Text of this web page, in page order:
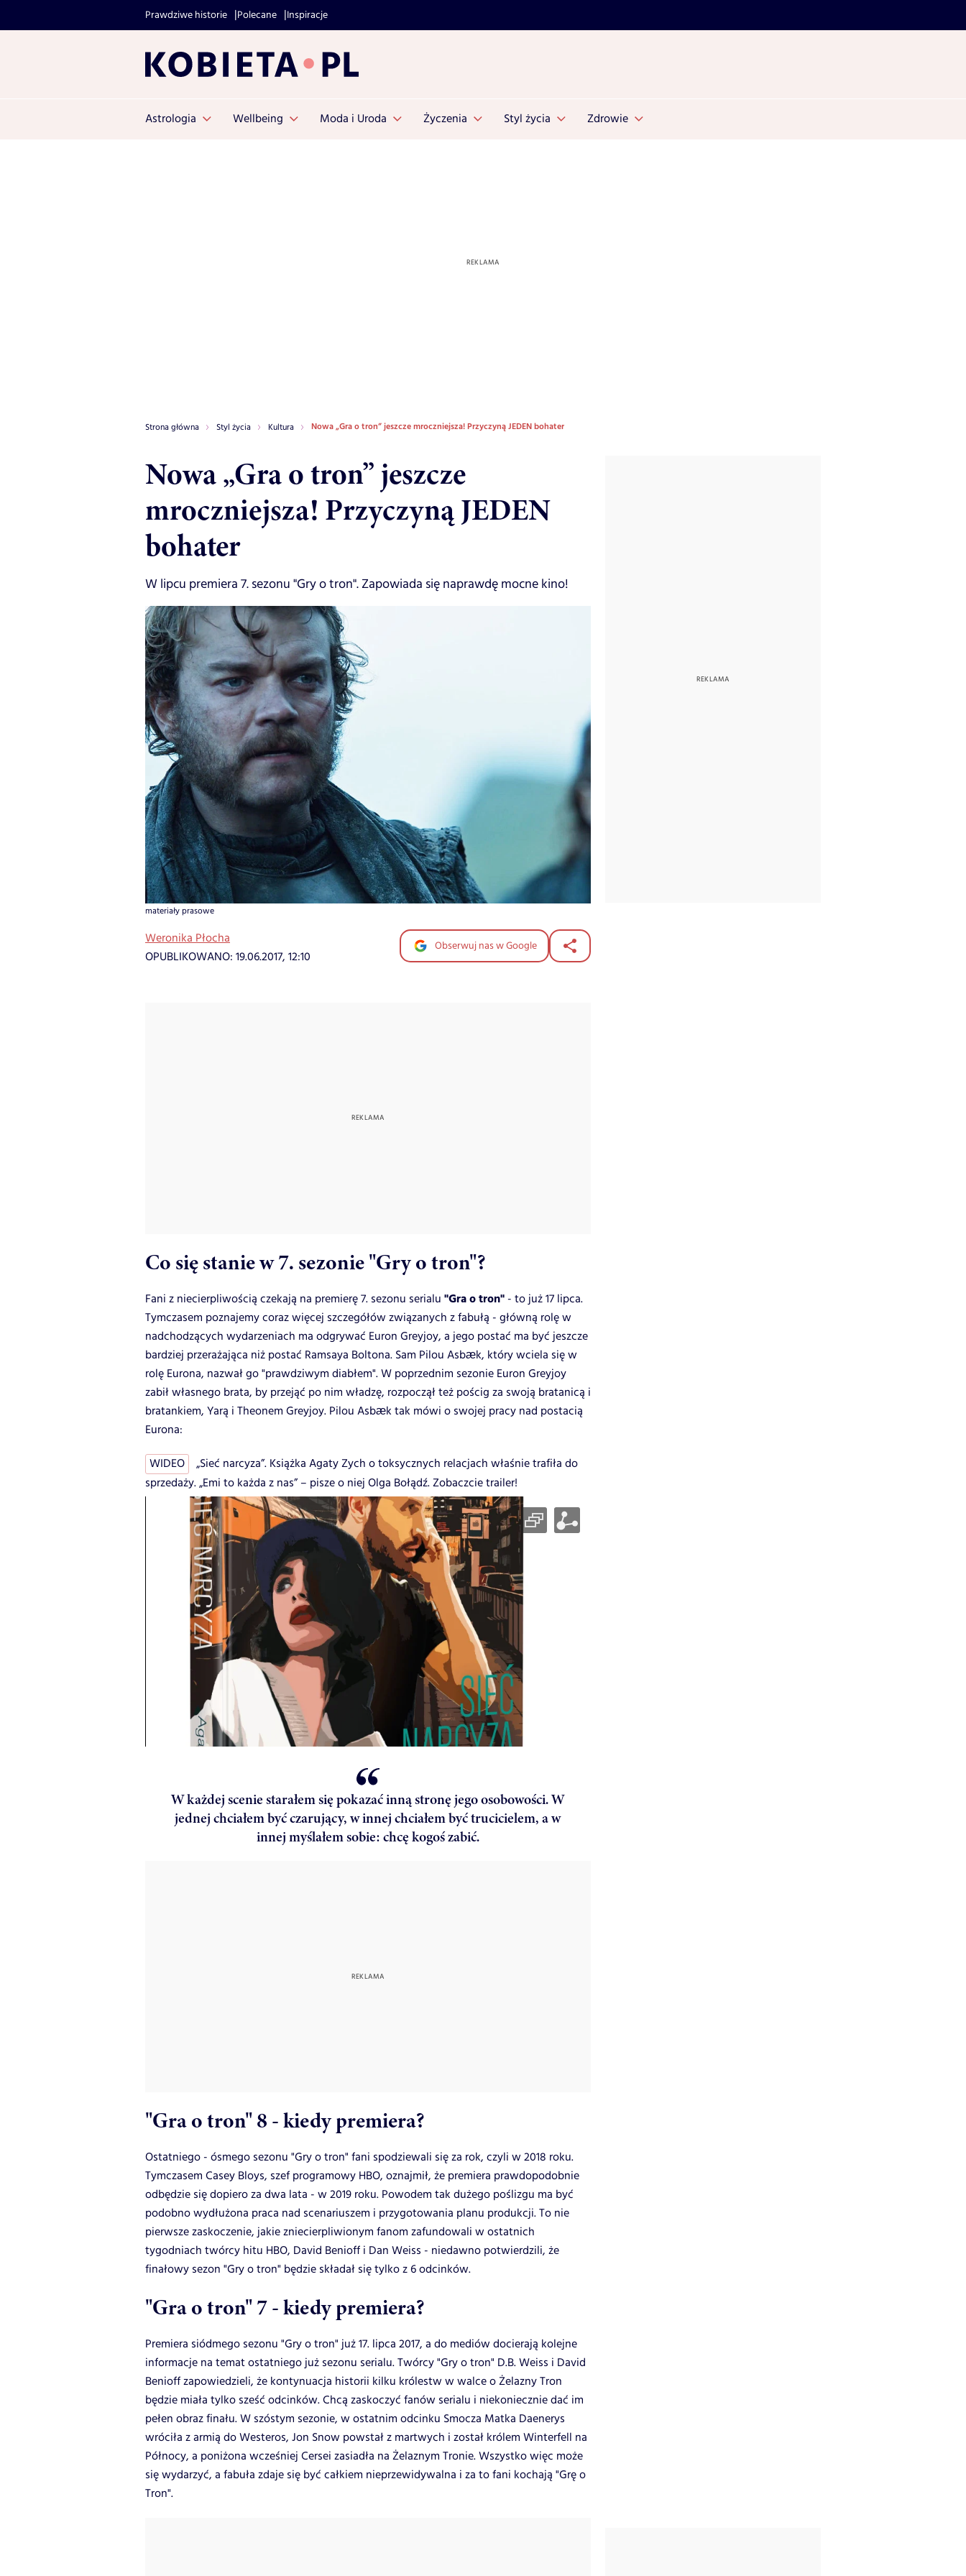
Prawdziwe historie Polecane Inspiracje
Astrologia Wellbeing Moda i Uroda Życzenia Styl życia Zdrowie
Strona główna Styl życia Kultura Nowa „Gra o tron” jeszcze mroczniejsza! Przyczyną JEDEN bohater
Nowa „Gra o tron” jeszcze
mroczniejsza! Przyczyną JEDEN
bohater
W lipcu premiera 7. sezonu "Gry o tron". Zapowiada się naprawdę mocne kino!
materiały prasowe
Weronika Płocha
OPUBLIKOWANO: 19.06.2017, 12:10
Obserwuj nas w Google
Co się stanie w 7. sezonie "Gry o tron"?
Fani z niecierpliwością czekają na premierę 7. sezonu serialu "Gra o tron" - to już 17 lipca.
Tymczasem poznajemy coraz więcej szczegółów związanych z fabułą - główną rolę w
nadchodzących wydarzeniach ma odgrywać Euron Greyjoy, a jego postać ma być jeszcze
bardziej przerażająca niż postać Ramsaya Boltona. Sam Pilou Asbæk, który wciela się w
rolę Eurona, nazwał go "prawdziwym diabłem". W poprzednim sezonie Euron Greyjoy
zabił własnego brata, by przejąć po nim władzę, rozpoczął też pościg za swoją bratanicą i
bratankiem, Yarą i Theonem Greyjoy. Pilou Asbæk tak mówi o swojej pracy nad postacią
Eurona:
WIDEO
„Sieć narcyza”. Książka Agaty Zych o toksycznych relacjach właśnie trafiła do
sprzedaży. „Emi to każda z nas” – pisze o niej Olga Bołądź. Zobaczcie trailer!
W każdej scenie starałem się pokazać inną stronę jego osobowości. W
jednej chciałem być czarujący, w innej chciałem być trucicielem, a w
innej myślałem sobie: chcę kogoś zabić.
"Gra o tron" 8 - kiedy premiera?
Ostatniego - ósmego sezonu "Gry o tron" fani spodziewali się za rok, czyli w 2018 roku.
Tymczasem Casey Bloys, szef programowy HBO, oznajmił, że premiera prawdopodobnie
odbędzie się dopiero za dwa lata - w 2019 roku. Powodem tak dużego poślizgu ma być
podobno wydłużona praca nad scenariuszem i przygotowania planu produkcji. To nie
pierwsze zaskoczenie, jakie zniecierpliwionym fanom zafundowali w ostatnich
tygodniach twórcy hitu HBO, David Benioff i Dan Weiss - niedawno potwierdzili, że
finałowy sezon "Gry o tron" będzie składał się tylko z 6 odcinków.
"Gra o tron" 7 - kiedy premiera?
Premiera siódmego sezonu "Gry o tron" już 17. lipca 2017, a do mediów docierają kolejne
informacje na temat ostatniego już sezonu serialu. Twórcy "Gry o tron" D.B. Weiss i David
Benioff zapowiedzieli, że kontynuacja historii kilku królestw w walce o Żelazny Tron
będzie miała tylko sześć odcinków. Chcą zaskoczyć fanów serialu i niekoniecznie dać im
pełen obraz finału. W szóstym sezonie, w ostatnim odcinku Smocza Matka Daenerys
wróciła z armią do Westeros, Jon Snow powstał z martwych i został królem Winterfell na
Północy, a poniżona wcześniej Cersei zasiadła na Żelaznym Tronie. Wszystko więc może
się wydarzyć, a fabuła zdaje się być całkiem nieprzewidywalna i za to fani kochają "Grę o
Tron".